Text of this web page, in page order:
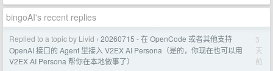
bingoAI's recent replies
Replied to a topic by Livid › 20260715 - 在 OpenCode 或者其他支持
OpenAI 接口的 Agent 里接入 V2EX AI Persona（是的，你现在也可以用
V2EX AI Persona 帮你在本地做事了）
3
天
前